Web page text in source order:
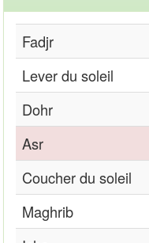
Fadjr
Lever du soleil
Dohr
Asr
Coucher du soleil
Maghrib